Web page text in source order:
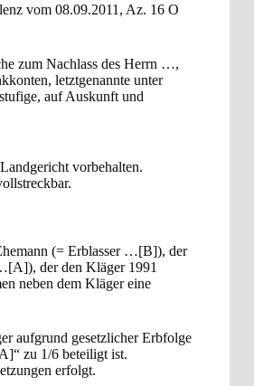
vom 08.09.2011, Az. 16 O
zum Nachlass des Herrn …,
letztgenannte unter
auf Auskunft und
vorbehalten.
(= Erblasser …[B]), der
der den Kläger 1991
neben dem Kläger eine
aufgrund gesetzlicher Erbfolge
zu 1/6 beteiligt ist.
erfolgt.